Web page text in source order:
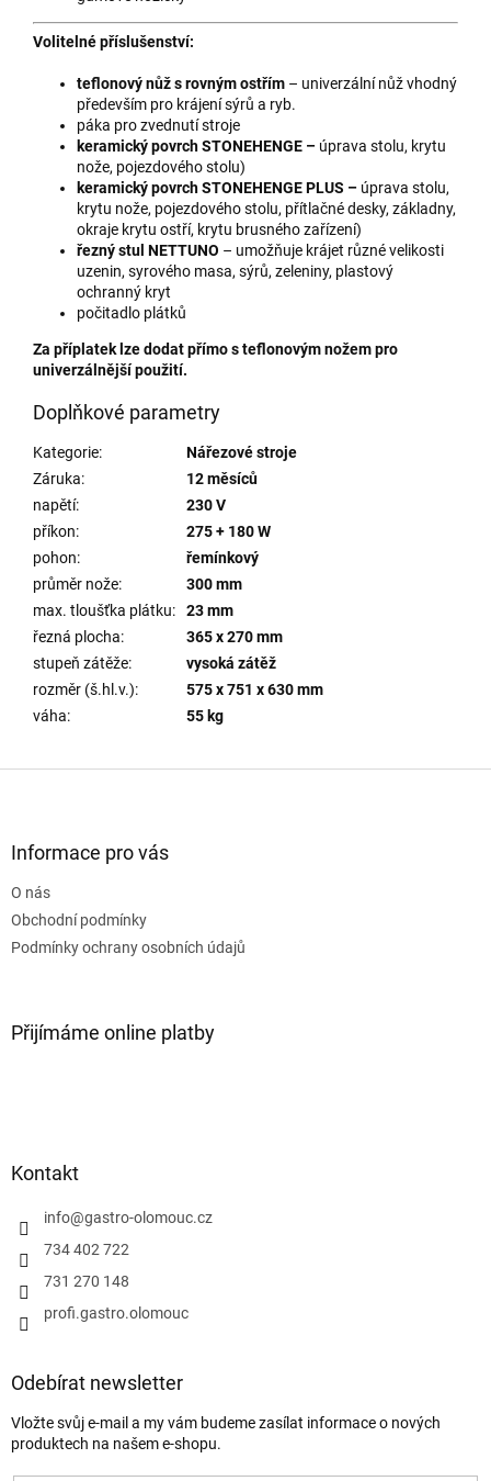
Volitelné příslušenství:
teflonový nůž s rovným ostřím – univerzální nůž vhodný
především pro krájení sýrů a ryb.
páka pro zvednutí stroje
keramický povrch STONEHENGE – úprava stolu, krytu
nože, pojezdového stolu)
keramický povrch STONEHENGE PLUS – úprava stolu,
krytu nože, pojezdového stolu, přítlačné desky, základny,
okraje krytu ostří, krytu brusného zařízení)
řezný stul NETTUNO – umožňuje krájet různé velikosti
uzenin, syrového masa, sýrů, zeleniny, plastový
ochranný kryt
počitadlo plátků
Za příplatek lze dodat přímo s teflonovým nožem pro
univerzálnější použití.
Doplňkové parametry
Kategorie:
Nářezové stroje
Záruka:
12 měsíců
napětí:
230 V
příkon:
275 + 180 W
pohon:
řemínkový
průměr nože:
300 mm
max. tloušťka plátku:
23 mm
řezná plocha:
365 x 270 mm
stupeň zátěže:
vysoká zátěž
rozměr (š.hl.v.):
575 x 751 x 630 mm
váha: 55 kg
Informace pro vás
O nás
Obchodní podmínky
Podmínky ochrany osobních údajů
Přijímáme online platby
Kontakt
info@gastro-olomouc.cz
734 402 722
731 270 148
profi.gastro.olomouc
Odebírat newsletter
Vložte svůj e-mail a my vám budeme zasílat informace o nových
produktech na našem e-shopu.